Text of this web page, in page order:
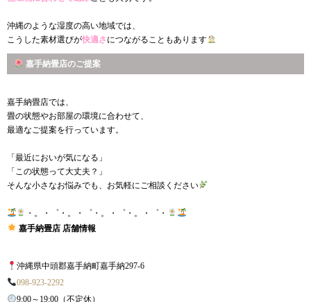
沖縄のような湿度の高い地域では、
こうした素材選びが快適さ につながることもあります
嘉手納畳店のご提案
嘉手納畳店では、
畳の状態やお部屋の環境に合わせて、
最適なご提案を行っています。
「最近においが気になる」
「この状態って大丈夫？」
そんな小さなお悩みでも、お気軽にご相談ください
・。・゜・。・゜・。・゜・。・゜・
嘉手納畳店 店舗情報
沖縄県中頭郡嘉手納町嘉手納297-6
098-923-2292
9:00～19:00（不定休）